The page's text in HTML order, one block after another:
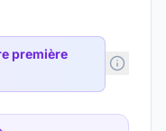
première